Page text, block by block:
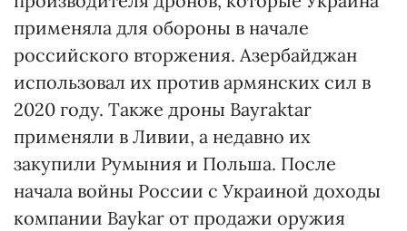
применяла для обороны в начале
российского вторжения. Азербайджан
использовал их против армянских сил в
2020 году. Также дроны Bayraktar
применяли в Ливии, а недавно их
закупили Румыния и Польша. После
начала войны России с Украиной доходы
компании Baykar от продажи оружия